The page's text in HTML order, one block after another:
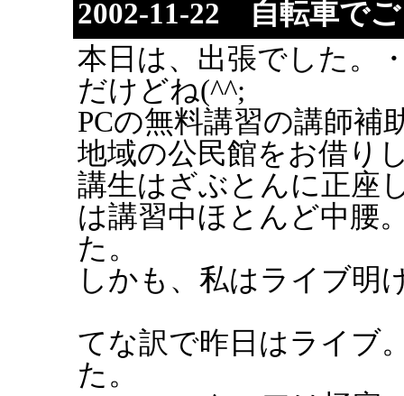
2002-11-22 自転車で
本日は、出張でした。
だけどね(^^;
PCの無料講習の講師補
地域の公民館をお借り
講生はざぶとんに正座
は講習中ほとんど中腰
た。
しかも、私はライブ明
てな訳で昨日はライブ
た。